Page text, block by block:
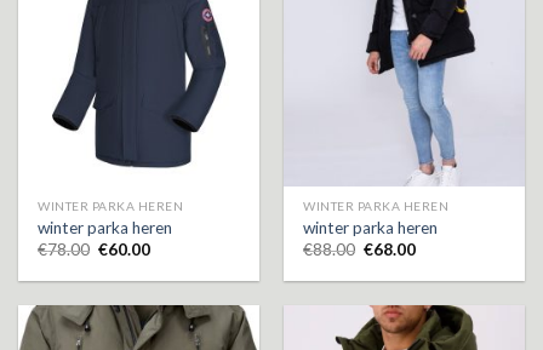
WINTER PARKA HEREN
winter parka heren
€78.00 €60.00
WINTER PARKA HEREN
winter parka heren
€88.00 €68.00